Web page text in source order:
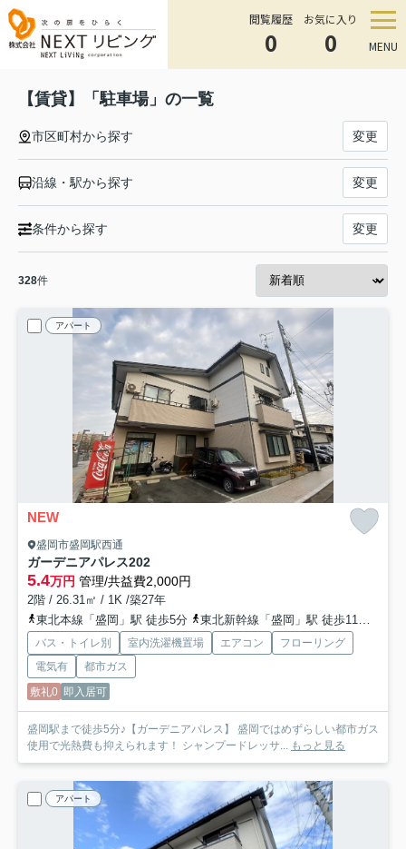
閲覧履歴
0
お気に入り
0 MENU
【賃貸】「駐車場」の一覧
市区町村から探す 変更
沿線・駅から探す 変更
条件から探す 変更
328件
アパート
NEW
盛岡市盛岡駅西通
ガーデニアパレス202
5.4万円 管理/共益費2,000円
2階 / 26.31㎡ / 1K /築27年
東北本線「盛岡」駅 徒歩5分
東北新幹線「盛岡」駅 徒歩11分
バス・トイレ別 室内洗濯機置場 エアコン
フローリング
電気有
都市ガス
敷礼0 即入居可
盛岡駅まで徒歩5分♪【ガーデニアパレス】 盛岡ではめずらしい都市ガス
使用で光熱費も抑えられます！ シャンプードレッサ... もっと見る
アパート